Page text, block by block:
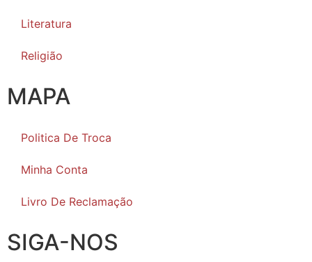
Literatura
Religião
MAPA
Politica De Troca
Minha Conta
Livro De Reclamação
SIGA-NOS